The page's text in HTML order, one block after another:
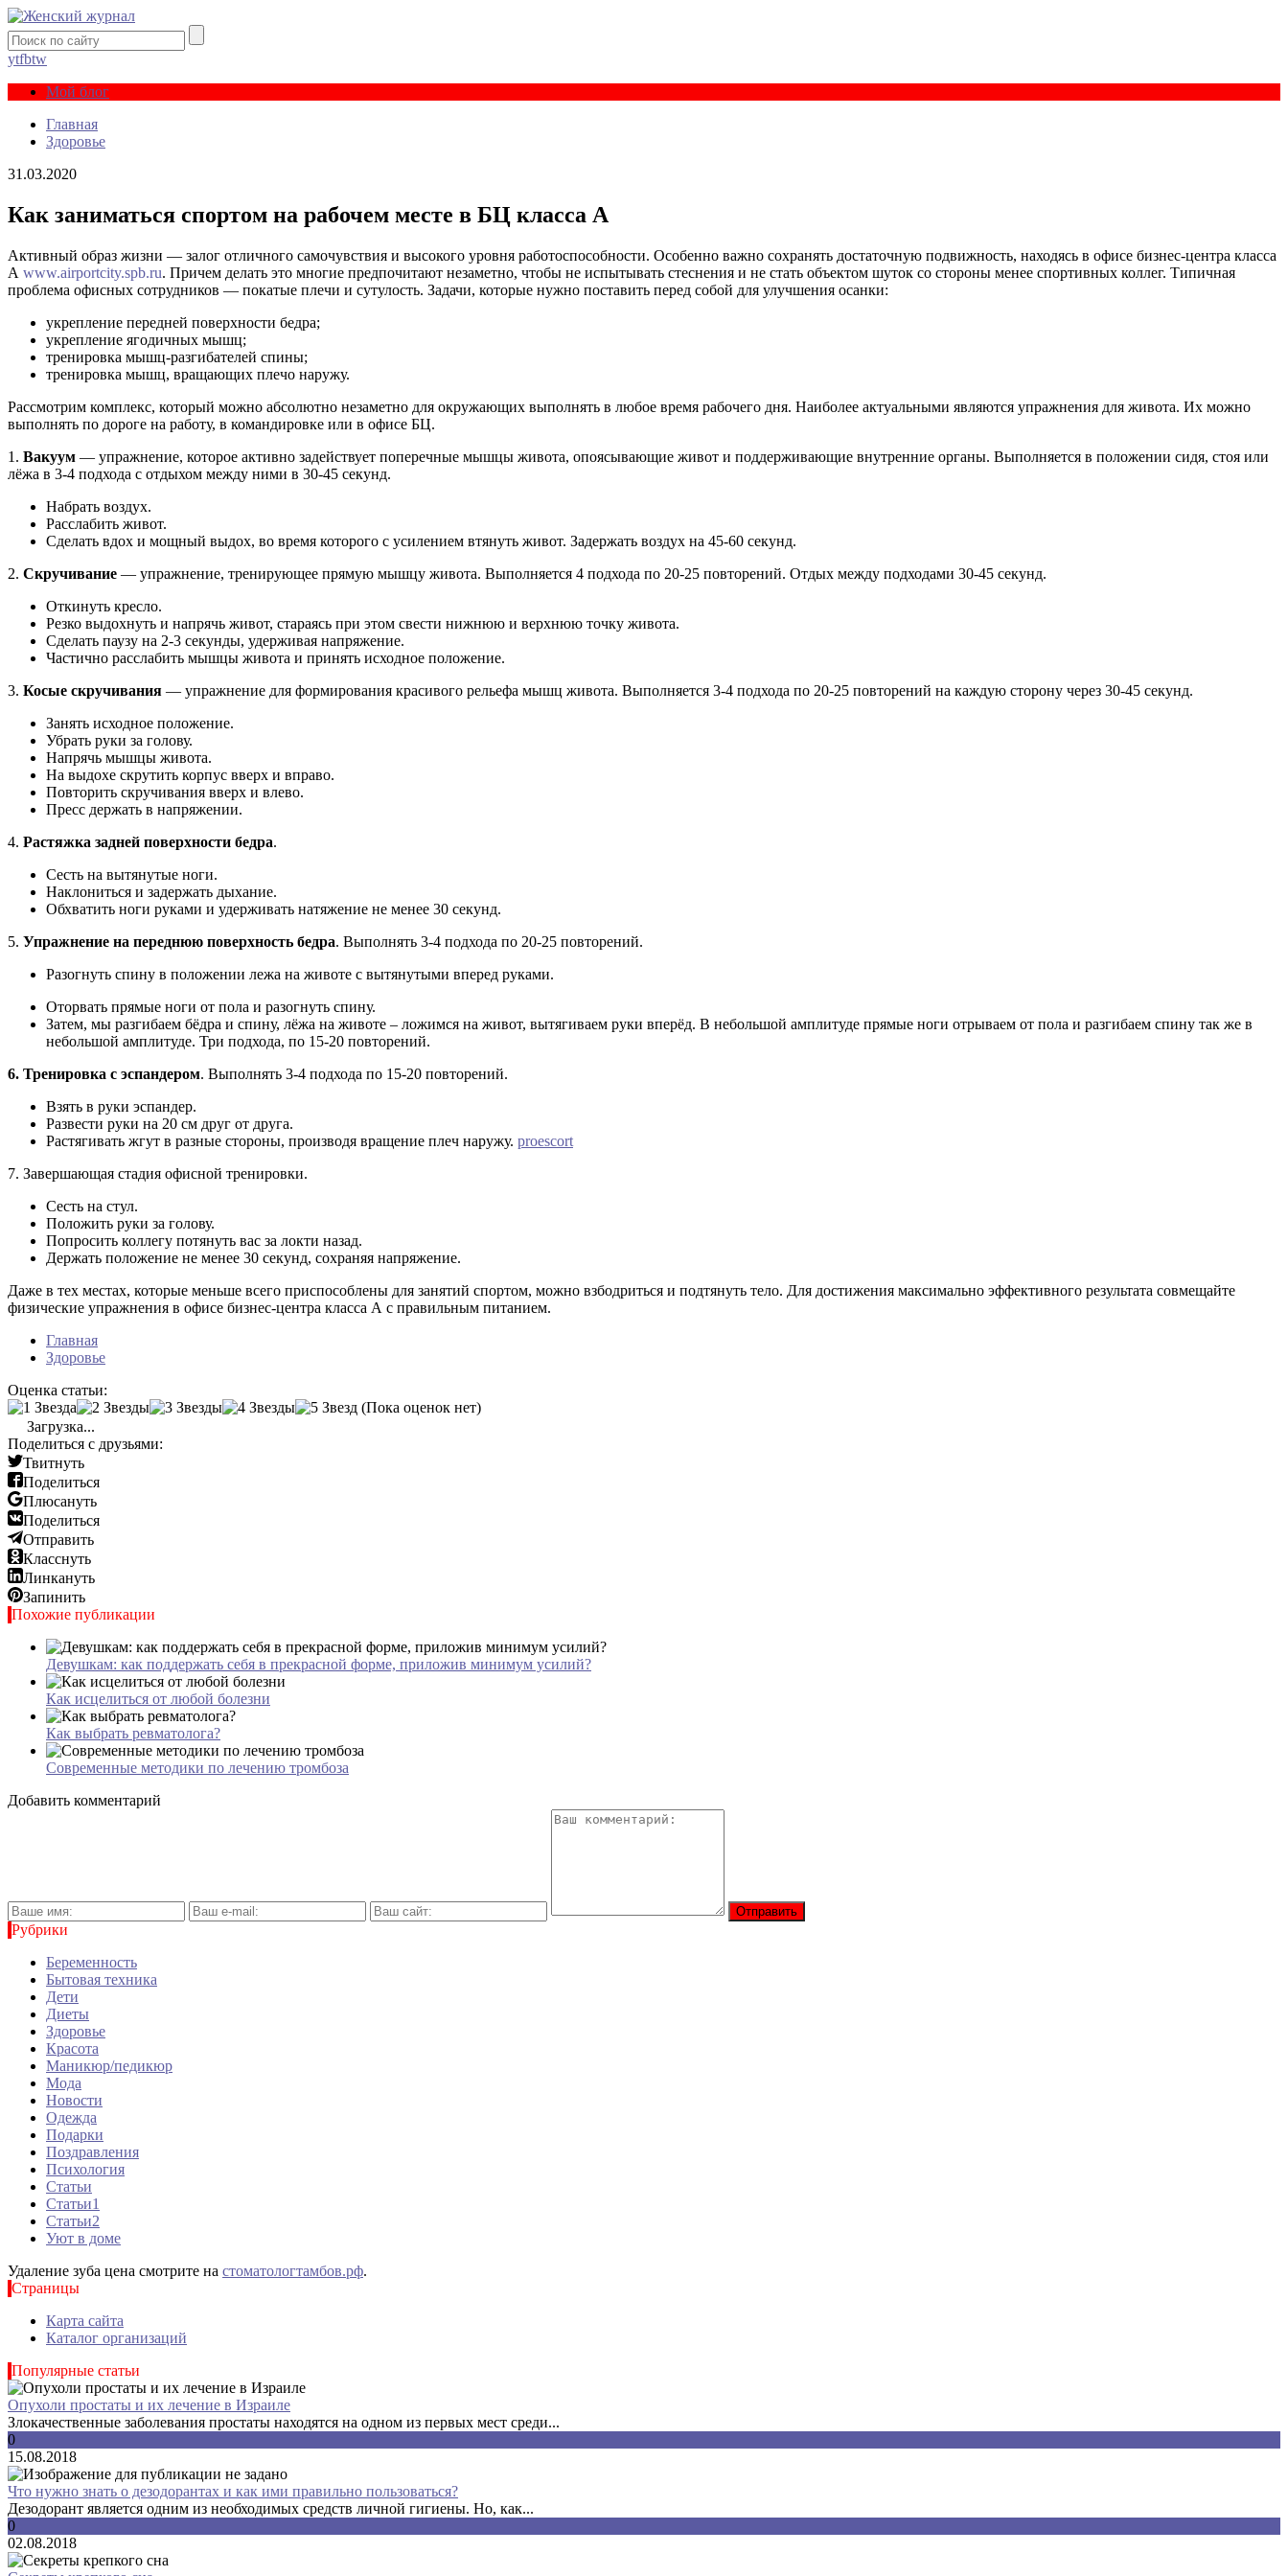
ytfbtw
Мой блог
Главная
Здоровье
31.03.2020
Как заниматься спортом на рабочем месте в БЦ класса А
Активный образ жизни — залог отличного самочувствия и высокого уровня работоспособности. Особенно важно сохранять достаточную подвижность, находясь в офисе бизнес-центра класса
А www.airportcity.spb.ru. Причем делать это многие предпочитают незаметно, чтобы не испытывать стеснения и не стать объектом шуток со стороны менее спортивных коллег. Типичная
проблема офисных сотрудников — покатые плечи и сутулость. Задачи, которые нужно поставить перед собой для улучшения осанки:
укрепление передней поверхности бедра;
укрепление ягодичных мышц;
тренировка мышц-разгибателей спины;
тренировка мышц, вращающих плечо наружу.
Рассмотрим комплекс, который можно абсолютно незаметно для окружающих выполнять в любое время рабочего дня. Наиболее актуальными являются упражнения для живота. Их можно
выполнять по дороге на работу, в командировке или в офисе БЦ.
1. Вакуум — упражнение, которое активно задействует поперечные мышцы живота, опоясывающие живот и поддерживающие внутренние органы. Выполняется в положении сидя, стоя или
лёжа в 3-4 подхода с отдыхом между ними в 30-45 секунд.
Набрать воздух.
Расслабить живот.
Сделать вдох и мощный выдох, во время которого с усилением втянуть живот. Задержать воздух на 45-60 секунд.
2. Скручивание — упражнение, тренирующее прямую мышцу живота. Выполняется 4 подхода по 20-25 повторений. Отдых между подходами 30-45 секунд.
Откинуть кресло.
Резко выдохнуть и напрячь живот, стараясь при этом свести нижнюю и верхнюю точку живота.
Сделать паузу на 2-3 секунды, удерживая напряжение.
Частично расслабить мышцы живота и принять исходное положение.
3. Косые скручивания — упражнение для формирования красивого рельефа мышц живота. Выполняется 3-4 подхода по 20-25 повторений на каждую сторону через 30-45 секунд.
Занять исходное положение.
Убрать руки за голову.
Напрячь мышцы живота.
На выдохе скрутить корпус вверх и вправо.
Повторить скручивания вверх и влево.
Пресс держать в напряжении.
4. Растяжка задней поверхности бедра.
Сесть на вытянутые ноги.
Наклониться и задержать дыхание.
Обхватить ноги руками и удерживать натяжение не менее 30 секунд.
5. Упражнение на переднюю поверхность бедра. Выполнять 3-4 подхода по 20-25 повторений.
Разогнуть спину в положении лежа на животе с вытянутыми вперед руками.
Оторвать прямые ноги от пола и разогнуть спину.
Затем, мы разгибаем бёдра и спину, лёжа на животе – ложимся на живот, вытягиваем руки вперёд. В небольшой амплитуде прямые ноги отрываем от пола и разгибаем спину так же в
небольшой амплитуде. Три подхода, по 15-20 повторений.
6. Тренировка с эспандером. Выполнять 3-4 подхода по 15-20 повторений.
Взять в руки эспандер.
Развести руки на 20 см друг от друга.
Растягивать жгут в разные стороны, производя вращение плеч наружу. proescort
7. Завершающая стадия офисной тренировки.
Сесть на стул.
Положить руки за голову.
Попросить коллегу потянуть вас за локти назад.
Держать положение не менее 30 секунд, сохраняя напряжение.
Даже в тех местах, которые меньше всего приспособлены для занятий спортом, можно взбодриться и подтянуть тело. Для достижения максимально эффективного результата совмещайте
физические упражнения в офисе бизнес-центра класса А с правильным питанием.
Главная
Здоровье
Оценка статьи:
(Пока оценок нет)
Загрузка...
Поделиться с друзьями:
Твитнуть
Поделиться
Плюсануть
Поделиться
Отправить
Класснуть
Линкануть
Запинить
Похожие публикации
Девушкам: как поддержать себя в прекрасной форме, приложив минимум усилий?
Как исцелиться от любой болезни
Как выбрать ревматолога?
Современные методики по лечению тромбоза
Добавить комментарий
Рубрики
Беременность
Бытовая техника
Дети
Диеты
Здоровье
Красота
Маникюр/педикюр
Мода
Новости
Одежда
Подарки
Поздравления
Психология
Статьи
Статьи1
Статьи2
Уют в доме
Удаление зуба цена смотрите на стоматологтамбов.рф.
Страницы
Карта сайта
Каталог организаций
Популярные статьи
Опухоли простаты и их лечение в Израиле
Злокачественные заболевания простаты находятся на одном из первых мест среди...
0
15.08.2018
Что нужно знать о дезодорантах и как ими правильно пользоваться?
Дезодорант является одним из необходимых средств личной гигиены. Но, как...
0
02.08.2018